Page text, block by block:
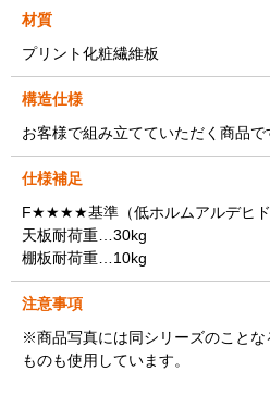
材質
プリント化粧繊維板
構造仕様
お客様で組み立てていただく商品で
仕様補足
F★★★★基準（低ホルムアルデヒド
天板耐荷重…30kg
棚板耐荷重…10kg
注意事項
※商品写真には同シリーズのこと
ものも使用しています。